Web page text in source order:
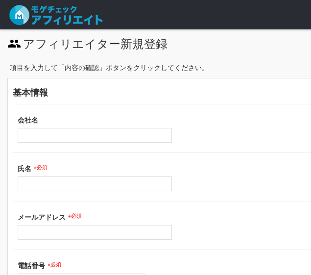
アフィリエイター新規登録
項目を入力して「内容の確認」ボタンをクリックしてください。
基本情報
会社名
氏名 ※必須
メールアドレス ※必須
電話番号 ※必須